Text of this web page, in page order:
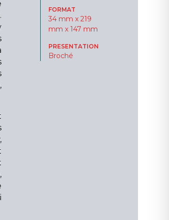
FORMAT
34 mm x 219
mm x 147 mm
PRESENTATION
Broché